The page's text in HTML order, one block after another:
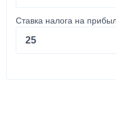
Покраска кабины
Ставка налога на
25